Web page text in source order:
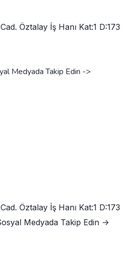
Öztalay İş Hanı Kat:1 D:173
Medyada Takip Edin ->
Öztalay İş Hanı Kat:1 D:173
Medyada Takip Edin ->